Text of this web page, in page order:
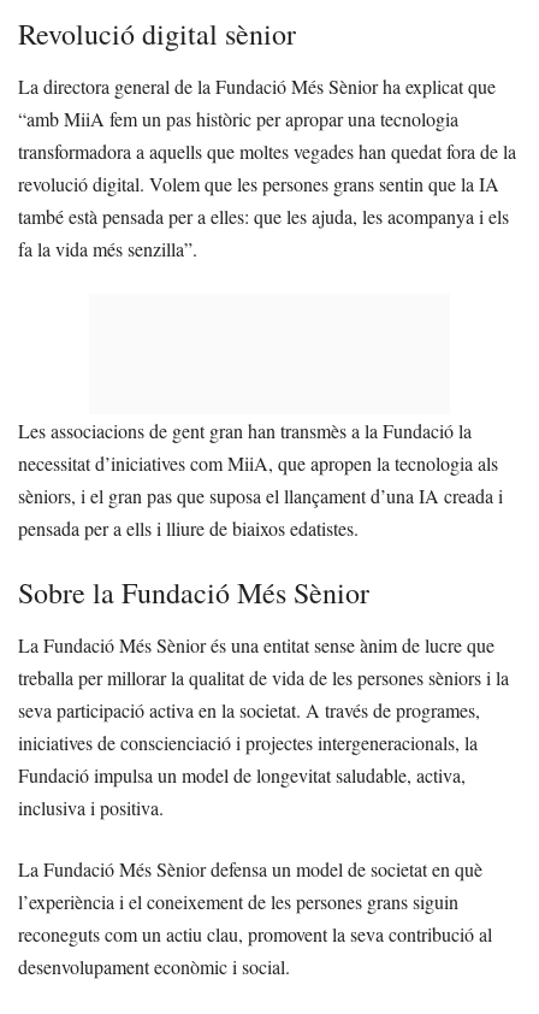
Revolució digital sènior
La directora general de la Fundació Més Sènior ha explicat que
“amb MiiA fem un pas històric per apropar una tecnologia
transformadora a aquells que moltes vegades han quedat fora de la
revolució digital. Volem que les persones grans sentin que la IA
també està pensada per a elles: que les ajuda, les acompanya i els
fa la vida més senzilla”.
Les associacions de gent gran han transmès a la Fundació la
necessitat d’iniciatives com MiiA, que apropen la tecnologia als
sèniors, i el gran pas que suposa el llançament d’una IA creada i
pensada per a ells i lliure de biaixos edatistes.
Sobre la Fundació Més Sènior
La Fundació Més Sènior és una entitat sense ànim de lucre que
treballa per millorar la qualitat de vida de les persones sèniors i la
seva participació activa en la societat. A través de programes,
iniciatives de conscienciació i projectes intergeneracionals, la
Fundació impulsa un model de longevitat saludable, activa,
inclusiva i positiva.
La Fundació Més Sènior defensa un model de societat en què
l’experiència i el coneixement de les persones grans siguin
reconeguts com un actiu clau, promovent la seva contribució al
desenvolupament econòmic i social.